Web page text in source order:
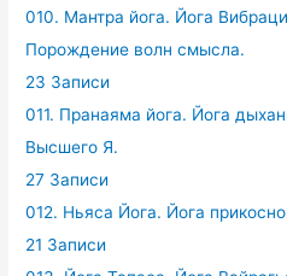
010. Мантра йога. Йога
Порождение волн смысла.
23 Записи
011. Пранаяма йога. Йога
Высшего Я.
27 Записи
012. Ньяса Йога. Йога
21 Записи